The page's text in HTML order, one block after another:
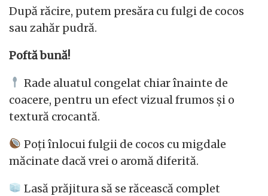
După răcire, putem presăra cu fulgi de cocos
sau zahăr pudră.
Poftă bună!
Rade aluatul congelat chiar înainte de
coacere, pentru un efect vizual frumos și o
textură crocantă.
Poți înlocui fulgii de cocos cu migdale
măcinate dacă vrei o aromă diferită.
Lasă prăjitura să se răcească complet